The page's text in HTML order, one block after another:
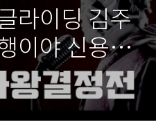
라이딩 김주
이야 신용남
급특수요원
왕 결정전